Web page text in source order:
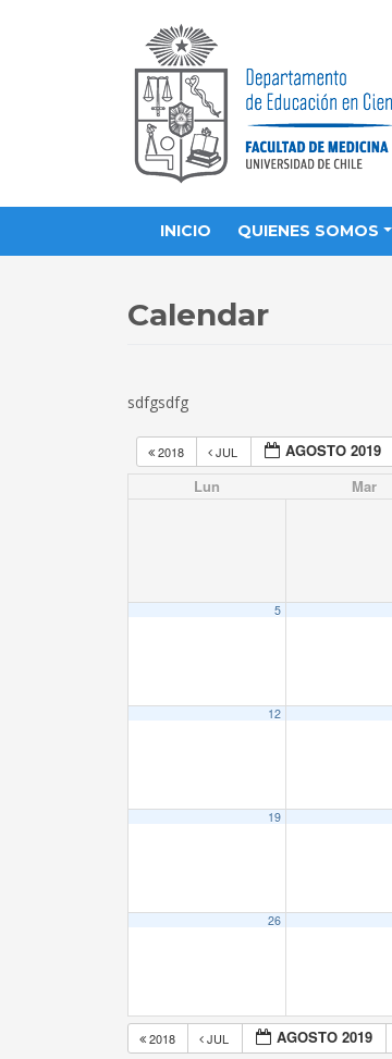
INICIO QUIENES SOMOS
Calendar
sdfgsdfg
2018 JUL AGOSTO 2019
Lun Mar
5
12
19
26
2018 JUL AGOSTO 2019